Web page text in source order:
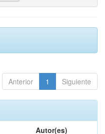
Anterior 1 Siguiente
Autor(es)